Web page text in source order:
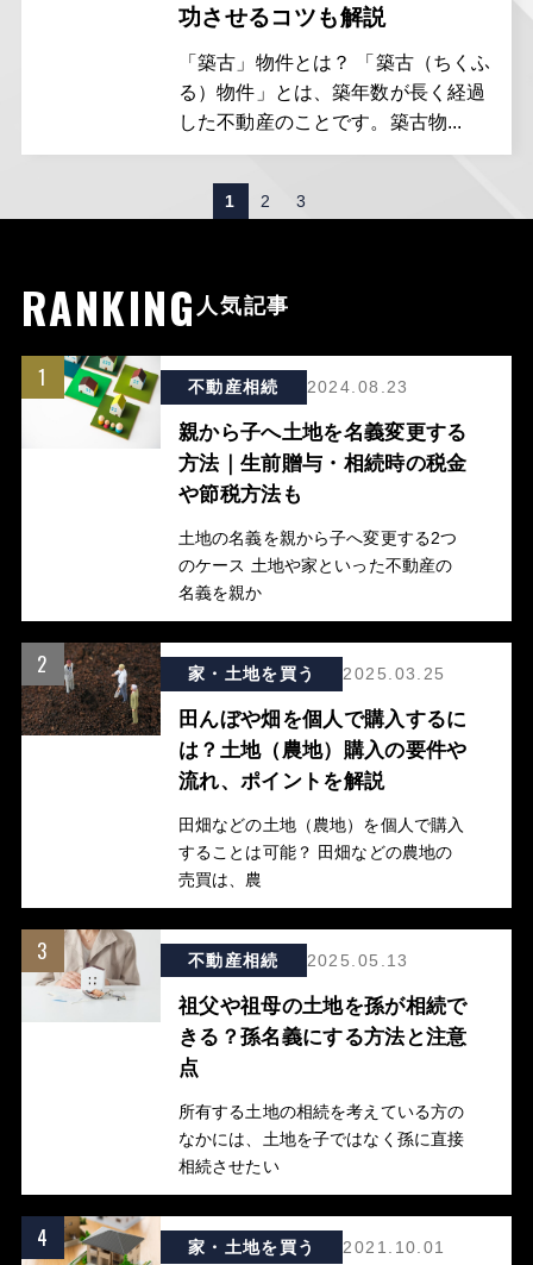
功させるコツも解説
「築古」物件とは？ 「築古（ちくふ
る）物件」とは、築年数が長く経過
した不動産のことです。築古物...
ペ
ー
ジ
1 2 3
RANKING 人気記事
1 不動産相続 2024.08.23
親から子へ土地を名義変更する
方法｜生前贈与・相続時の税金
や節税方法も
土地の名義を親から子へ変更する2つ
のケース 土地や家といった不動産の
名義を親か
2 家・土地を買う 2025.03.25
田んぼや畑を個人で購入するに
は？土地（農地）購入の要件や
流れ、ポイントを解説
田畑などの土地（農地）を個人で購入
することは可能？ 田畑などの農地の
売買は、農
3 不動産相続 2025.05.13
祖父や祖母の土地を孫が相続で
きる？孫名義にする方法と注意
点
所有する土地の相続を考えている方の
なかには、土地を子ではなく孫に直接
相続させたい
4 家・土地を買う 2021.10.01